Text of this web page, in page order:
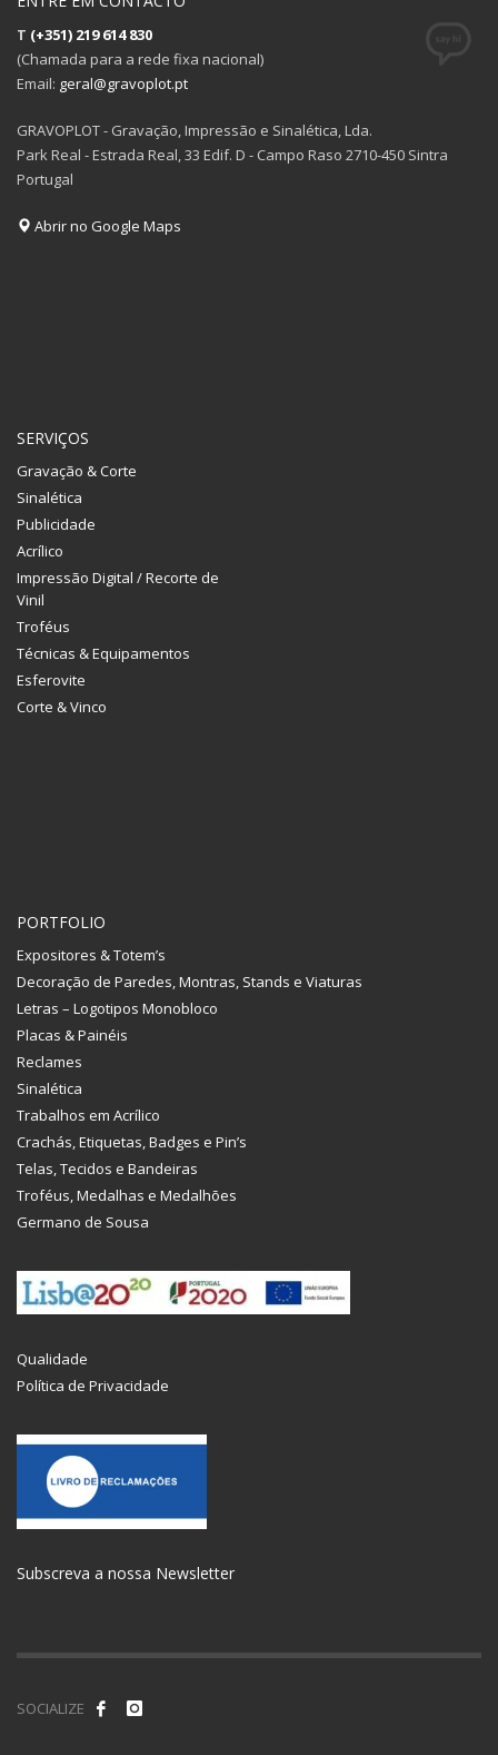
T (+351) 219 614 830
(Chamada para a rede fixa nacional)
Email: geral@gravoplot.pt
GRAVOPLOT - Gravação, Impressão e Sinalética, Lda.
Park Real - Estrada Real, 33 Edif. D - Campo Raso 2710-450 Sintra
Portugal
Abrir no Google Maps
SERVIÇOS
Gravação & Corte
Sinalética
Publicidade
Acrílico
Impressão Digital / Recorte de
Vinil
Troféus
Técnicas & Equipamentos
Esferovite
Corte & Vinco
PORTFOLIO
Expositores & Totem’s
Decoração de Paredes, Montras, Stands e Viaturas
Letras – Logotipos Monobloco
Placas & Painéis
Reclames
Sinalética
Trabalhos em Acrílico
Crachás, Etiquetas, Badges e Pin’s
Telas, Tecidos e Bandeiras
Troféus, Medalhas e Medalhões
Germano de Sousa
Qualidade
Política de Privacidade
Subscreva a nossa Newsletter
SOCIALIZE